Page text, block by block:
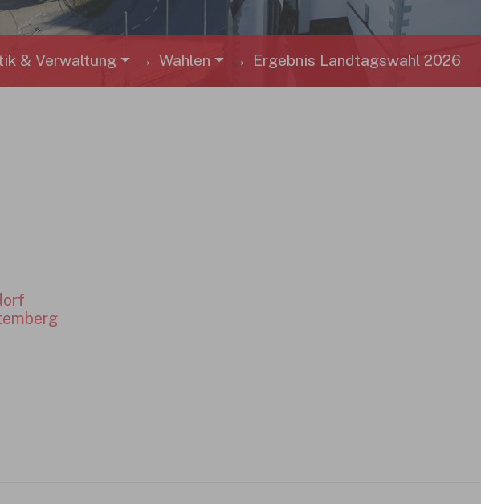
& Verwaltung Wahlen Ergebnis Landtagswahl 2026